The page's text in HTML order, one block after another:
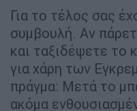
Για το τέλος σας
συμβουλή. Αν
και ταξιδέψετε το
για χάρη των
πράγμα: Μετά το
ακόμα